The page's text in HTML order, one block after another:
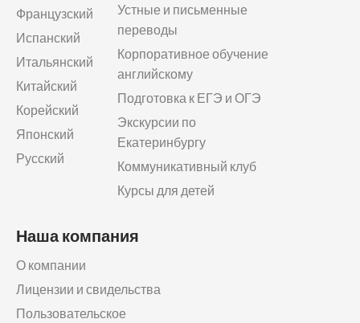
Французский
Испанский
Итальянский
Китайский
Корейский
Японский
Русский
Устные и письменные
переводы
Корпоративное обучение
английскому
Подготовка к ЕГЭ и ОГЭ
Экскурсии по
Екатеринбургу
Коммуникативный клуб
Курсы для детей
Наша компания
О компании
Лицензии и свидельства
Пользовательское